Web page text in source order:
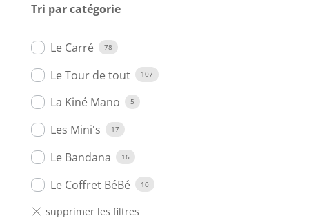
Tri par catégorie
Le Carré 78
Le Tour de tout 107
La Kiné Mano 5
Les Mini's 17
Le Bandana 16
Le Coffret BéBé 10